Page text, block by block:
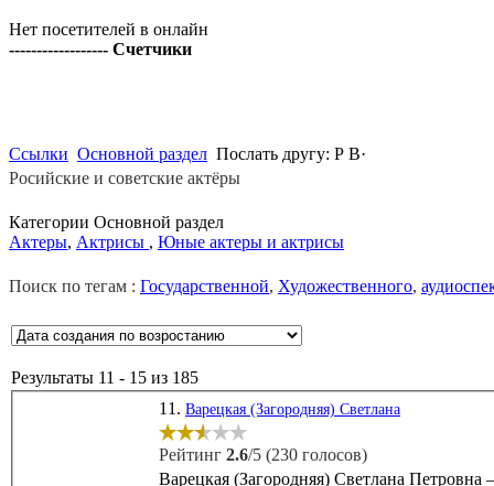
Нет посетителей в онлайн
------------------ Счетчики
Ссылки Основной раздел Послать другу: Р В·
Росийские и советские актёры
Категории Основной раздел
Актеры, Актрисы , Юные актеры и актрисы
Поиск по тегам : Государственной, Художественного,
Результаты 11 - 15 из 185
11. Варецкая (Загородняя) Светлана
Рейтинг 2.6/5 (230 голосов)
Варецкая (Загородняя) Светлана Петровна